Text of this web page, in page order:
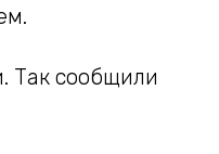
Так сообщили